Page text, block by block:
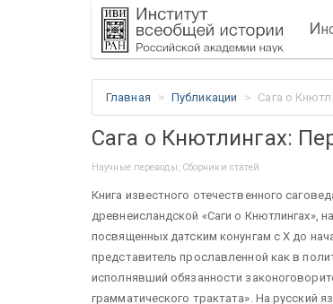
И
Главная Публикации Сага о
Сага о Кнютлингах:
Научные переводы, Сборники статей
Книга известного отечественного
древнеисландской «Саги о Кнютлингах»,
посвященных датским конунгам с X до
представитель прославленной как в
исполнявший обязанности
грамматического трактата». На русский